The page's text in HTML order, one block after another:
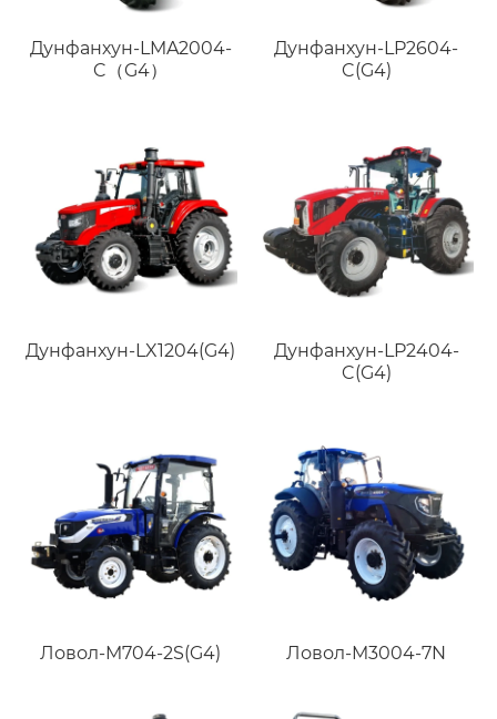
Дунфанхун-LMA2004-
C（G4）
Дунфанхун-LP2604-
C(G4)
Дунфанхун-LX1204(G4)
Дунфанхун-LP2404-
C(G4)
Ловол-M704-2S(G4) Ловол-M3004-7N